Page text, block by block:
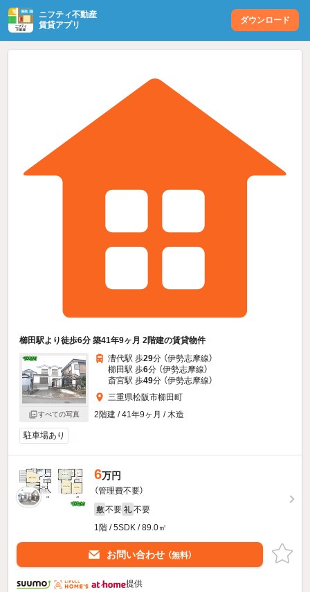
ニフティ不動産
賃貸アプリ
ダウンロード
櫛田駅より徒歩6分 築41年9ヶ月 2階建の賃貸物件
すべての写真
漕代駅 歩29分 （伊勢志摩線）
櫛田駅 歩6分 （伊勢志摩線）
斎宮駅 歩49分 （伊勢志摩線）
三重県松阪市櫛田町
2階建 / 41年9ヶ月 / 木造
駐車場あり
6万円
（管理費不要）
敷 不要 礼 不要
1階 / 5SDK / 89.0㎡
お問い合わせ （無料）
提供